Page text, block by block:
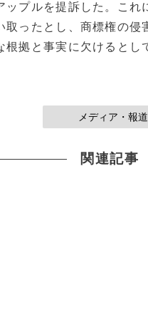
ップルを提訴した。こ
ったとし、商標権の侵
根拠と事実に欠けると
メディア・報
関連記事